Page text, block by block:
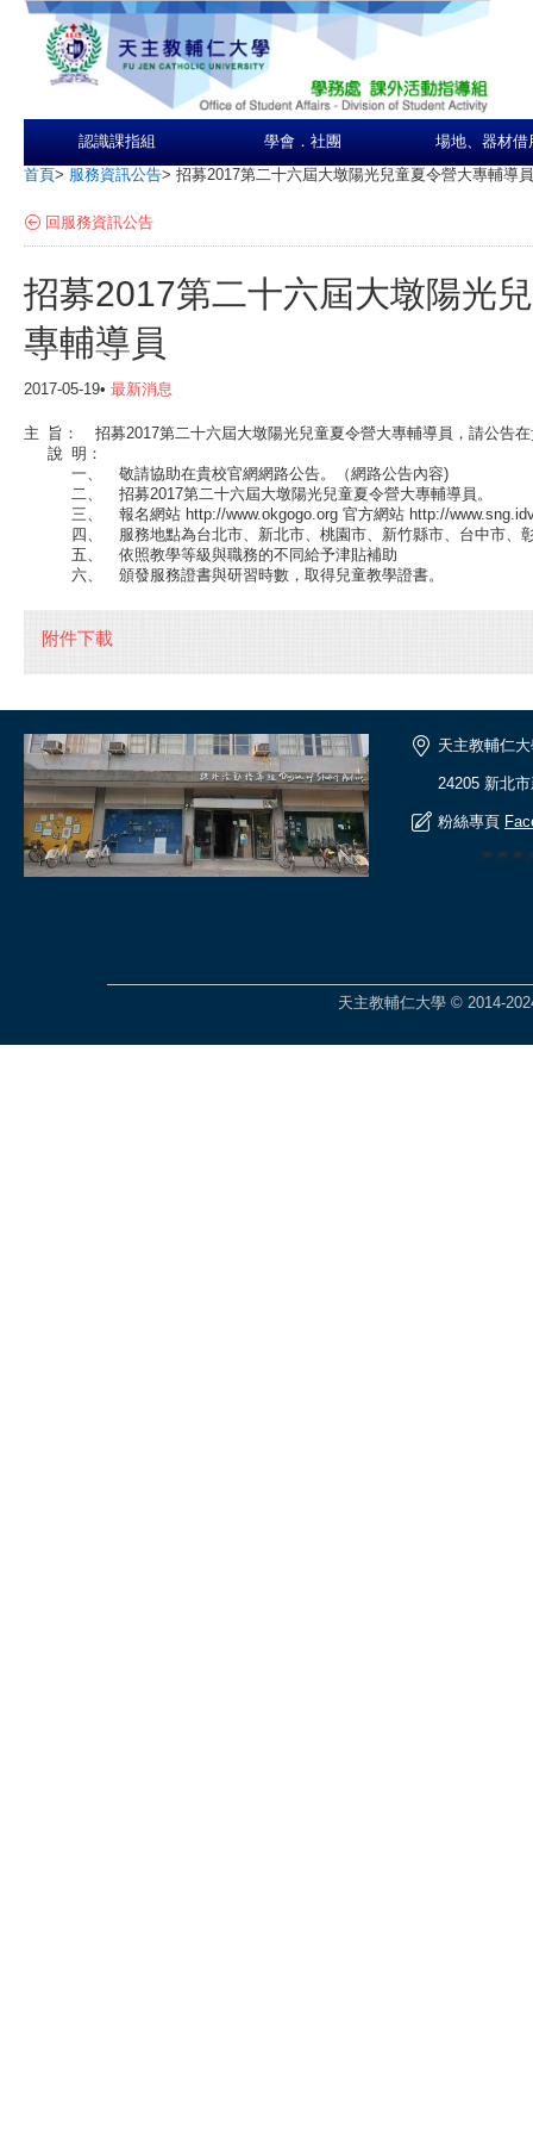
認識課指組 學會．社團 場地、器材借
首頁> 服務資訊公告> 招募2017第二十六屆大墩陽光兒童夏令營大專輔導員
回服務資訊公告
招募2017第二十六屆大墩陽光
專輔導員
2017-05-19• 最新消息
主 旨：
招募2017第二十六屆大墩陽光兒童夏令營大專輔導員，請公告
說 明：
一、
敬請協助在貴校官網網路公告。（網路公告內容)
二、
招募2017第二十六屆大墩陽光兒童夏令營大專輔導員。
三、
報名網站 http://www.okgogo.org 官方網站 http://
四、
服務地點為台北市、新北市、桃園市、新竹縣市、台中市、
五、
依照教學等級與職務的不同給予津貼補助
六、
頒發服務證書與研習時數，取得兒童教學證書。
附件下載
天主教輔仁
24205 新北
粉絲專頁
天主教輔仁大學 © 2014-